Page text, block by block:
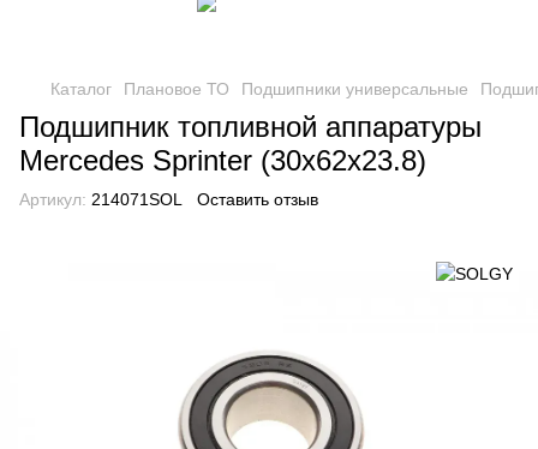
Каталог Плановое ТО Подшипники универсальные
Подшипник топливной аппаратуры
Mercedes Sprinter (30x62x23.8)
Артикул: 214071SOL Оставить отзыв